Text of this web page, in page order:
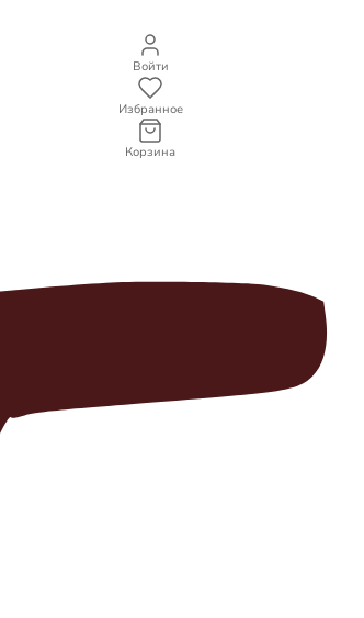
Войти
Избранное
Корзина